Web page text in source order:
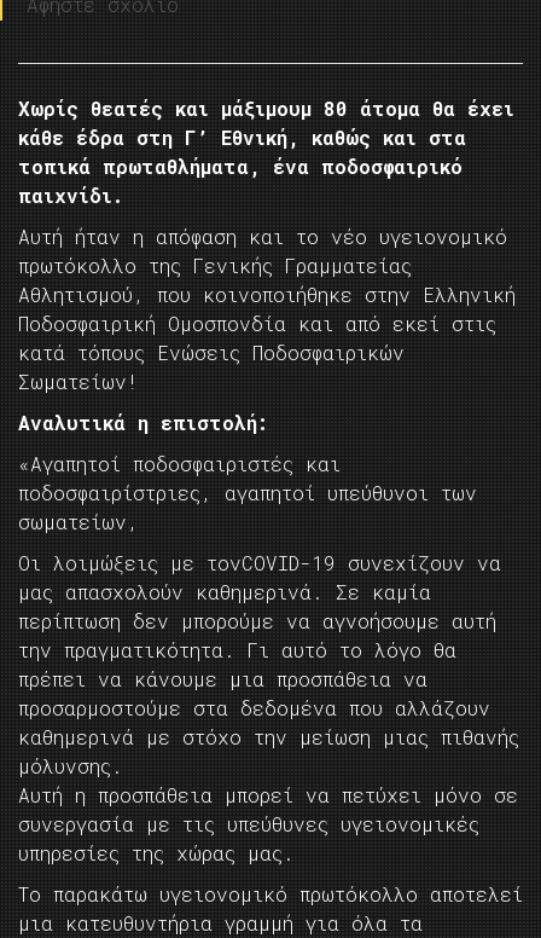
Χωρίς θεατές και μάξιμουμ 80 άτομα θα έχει
κάθε έδρα στη Γ’ Εθνική, καθώς και στα
τοπικά πρωταθλήματα, ένα ποδοσφαιρικό
παιχνίδι.
Αυτή ήταν η απόφαση και το νέο υγειονομικό
πρωτόκολλο της Γενικής Γραμματείας
Αθλητισμού, που κοινοποιήθηκε στην Ελληνική
Ποδοσφαιρική Ομοσπονδία και από εκεί στις
κατά τόπους Ενώσεις Ποδοσφαιρικών
Σωματείων!
Αναλυτικά η επιστολή:
«Αγαπητοί ποδοσφαιριστές και
ποδοσφαιρίστριες, αγαπητοί υπεύθυνοι των
σωματείων,
Οι λοιμώξεις με τονCOVID-19 συνεχίζουν να
μας απασχολούν καθημερινά. Σε καμία
περίπτωση δεν μπορούμε να αγνοήσουμε αυτή
την πραγματικότητα. Γι αυτό το λόγο θα
πρέπει να κάνουμε μια προσπάθεια να
προσαρμοστούμε στα δεδομένα που αλλάζουν
καθημερινά με στόχο την μείωση μιας πιθανής
μόλυνσης.
Αυτή η προσπάθεια μπορεί να πετύχει μόνο σε
συνεργασία με τις υπεύθυνες υγειονομικές
υπηρεσίες της χώρας μας.
Το παρακάτω υγειονομικό πρωτόκολλο αποτελεί
μια κατευθυντήρια γραμμή για όλα τα